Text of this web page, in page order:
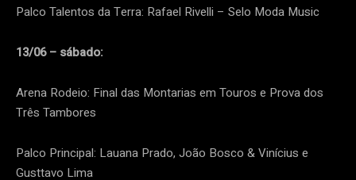
Palco Talentos da Terra: Rafael Rivelli – Selo Moda Music
13/06 – sábado:
Arena Rodeio: Final das Montarias em Touros e Prova dos
Três Tambores
Palco Principal: Lauana Prado, João Bosco & Vinícius e
Gusttavo Lima